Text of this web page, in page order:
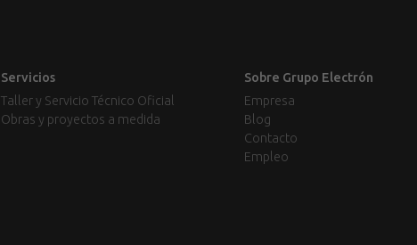
Servicios
Taller y Servicio Técnico Oficial
Obras y proyectos a medida
Sobre Grupo Electrón
Empresa
Blog
Contacto
Empleo